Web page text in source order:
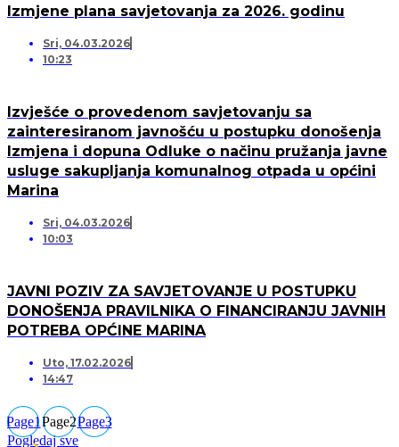
Izmjene plana savjetovanja za 2026. godinu
Sri, 04.03.2026
10:23
Izvješće o provedenom savjetovanju sa
zainteresiranom javnošću u postupku donošenja
Izmjena i dopuna Odluke o načinu pružanja javne
usluge sakupljanja komunalnog otpada u općini
Marina
Sri, 04.03.2026
10:03
JAVNI POZIV ZA SAVJETOVANJE U POSTUPKU
DONOŠENJA PRAVILNIKA O FINANCIRANJU JAVNIH
POTREBA OPĆINE MARINA
Uto, 17.02.2026
14:47
Page1Page2Page3
Pogledaj sve